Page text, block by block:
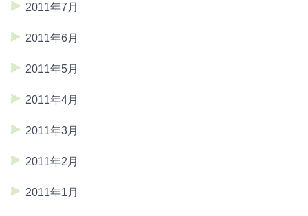
2011年7月
2011年6月
2011年5月
2011年4月
2011年3月
2011年2月
2011年1月